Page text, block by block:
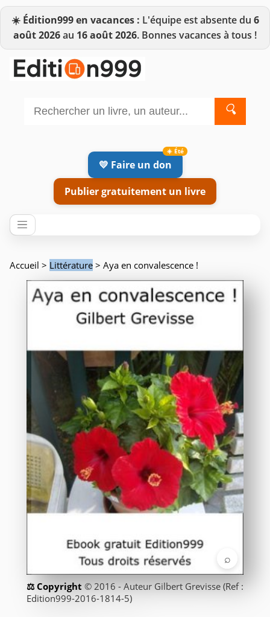
☀️ Édition999 en vacances : L'équipe est absente du 6
août 2026au 16 août 2026. Bonnes vacances à tous !
🔍
💛 Faire un don
Publier gratuitement un livre
Accueil > Littérature > Aya en convalescence !
⌕
© 2016 - Auteur Gilbert Grevisse (Ref :
Edition999-2016-1814-5)